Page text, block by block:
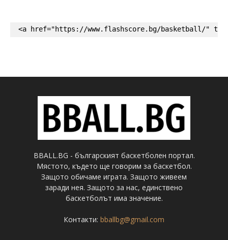
<a href="https://www.flashscore.bg/basketball/"
BBALL.BG - българският баскетболен портал.
Мястото, където ще говорим за баскетбол.
Защото обичаме играта. Защото живеем
заради нея. Защото за нас, единствено
баскетболът има значение.
Контакти: bballbg@gmail.com